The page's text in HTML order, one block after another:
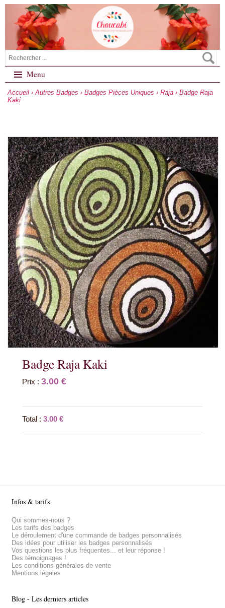
Menu
Accueil › Autres Badges › Badges Pièces Uniques › Raja › Badge Raja
Kaki
Badge Raja Kaki
Prix :3.00 €
Total :3.00 €
Infos & tarifs
Qui sommes-nous ?
Les tarifs des badges
Le déroulement d'une commande de badges personnalisés
Des idées pour utiliser les badges personnalisés
Vos questions les plus fréquentes... et leur réponse !
Des témoignages !
Les conditions générales de vente
Mentions légales
Blog - Les derniers articles